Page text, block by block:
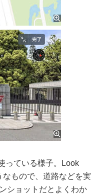
っている様子。Look
もので、道路などを実
ショットだとよくわか